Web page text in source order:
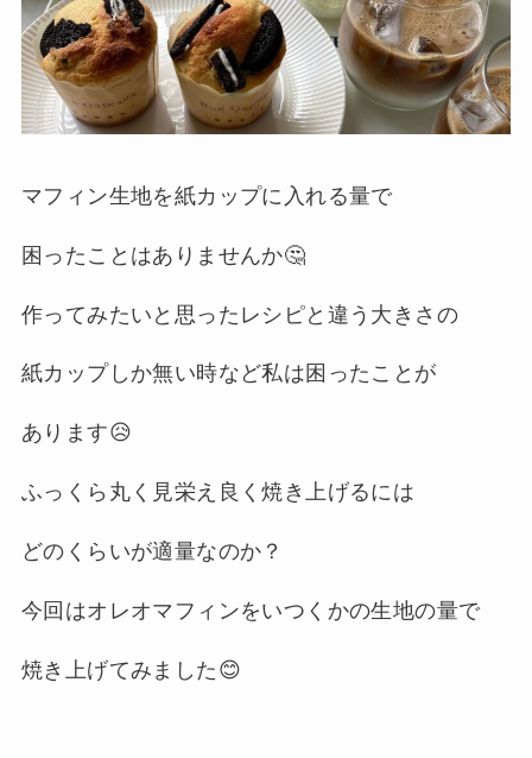
マフィン生地を紙カップに入れる量で
困ったことはありませんか🤔
作ってみたいと思ったレシピと違う大きさの
紙カップしか無い時など私は困ったことが
あります😥
ふっくら丸く見栄え良く焼き上げるには
どのくらいが適量なのか？
今回はオレオマフィンをいつくかの生地の量で
焼き上げてみました😊